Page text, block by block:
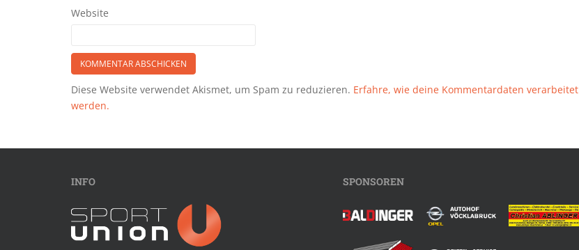
Website
Diese Website verwendet Akismet, um Spam zu reduzieren. Erfahre, wie deine Kommentardaten verarbeitet
werden.
INFO SPONSOREN